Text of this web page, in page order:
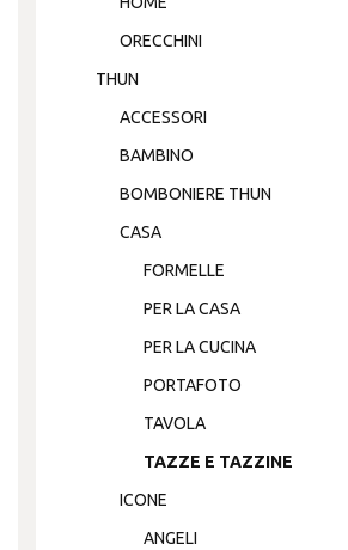
ORECCHINI
THUN
ACCESSORI
BAMBINO
BOMBONIERE THUN
CASA
FORMELLE
PER LA CASA
PER LA CUCINA
PORTAFOTO
TAVOLA
TAZZE E TAZZINE
ICONE
ANGELI